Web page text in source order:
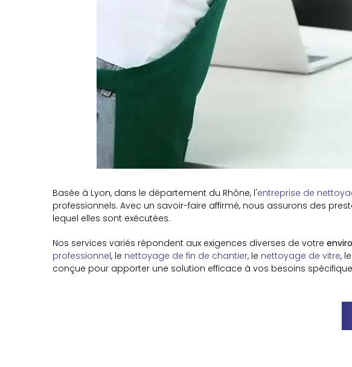
Basée à Lyon, dans le département du Rhône, l'entreprise de
professionnels. Avec un savoir-faire affirmé, nous assurons des
lequel elles sont exécutées.
Nos services variés répondent aux exigences diverses de votre
professionnel, le nettoyage de fin de chantier, le nettoyage de vitre, le
conçue pour apporter une solution efficace à vos besoins